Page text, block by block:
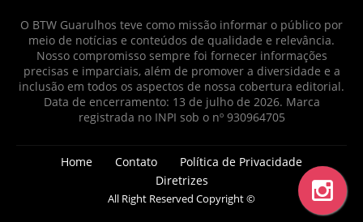
O BTW Guarulhos teve como missão informar o público por
meio de notícias e conteúdos de qualidade e relevância.
Nosso compromisso sempre foi fornecer informações
precisas e imparciais, além de promover a diversidade e a
inclusão em todos os aspectos de nossa cobertura editorial.
Data de encerramento: 13 de julho de 2026. Marca
registrada no INPI sob o nº 930964705
Home Contato
Política de Privacidade
Diretrizes
All Right Reserved Copyright ©